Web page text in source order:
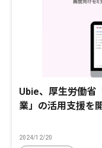
Ubie、厚生労働省
業」の活用支援を
2024/12/20